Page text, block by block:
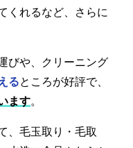
くれるなど、さらに
びや、クリーニング
るところが好評で、
ます。
、毛玉取り・毛取